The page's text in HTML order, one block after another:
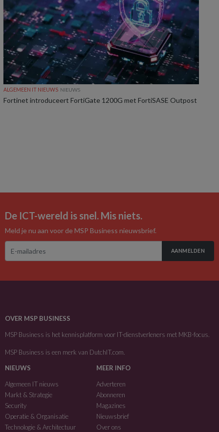
ALGEMEEN IT NIEUWS NIEUWS
Fortinet introduceert FortiGate 1200G met FortiSASE Outpost
De ICT-wereld is snel. Mis niets.
Meld je nu aan voor de MSP Business nieuwsbrief.
AANMELDEN
OVER MSP BUSINESS
MSP Business is het kennisplatform voor IT-dienstverleners met MKB-focus.
MSP Business is een merk van DutchIT.com.
NIEUWS
Algemeen IT nieuws
Markt & Strategie
Security
Operatie & Organisatie
Technologie & Architectuur
MEER INFO
Adverteren
Abonneren
Magazines
Nieuwsbrief
Over ons